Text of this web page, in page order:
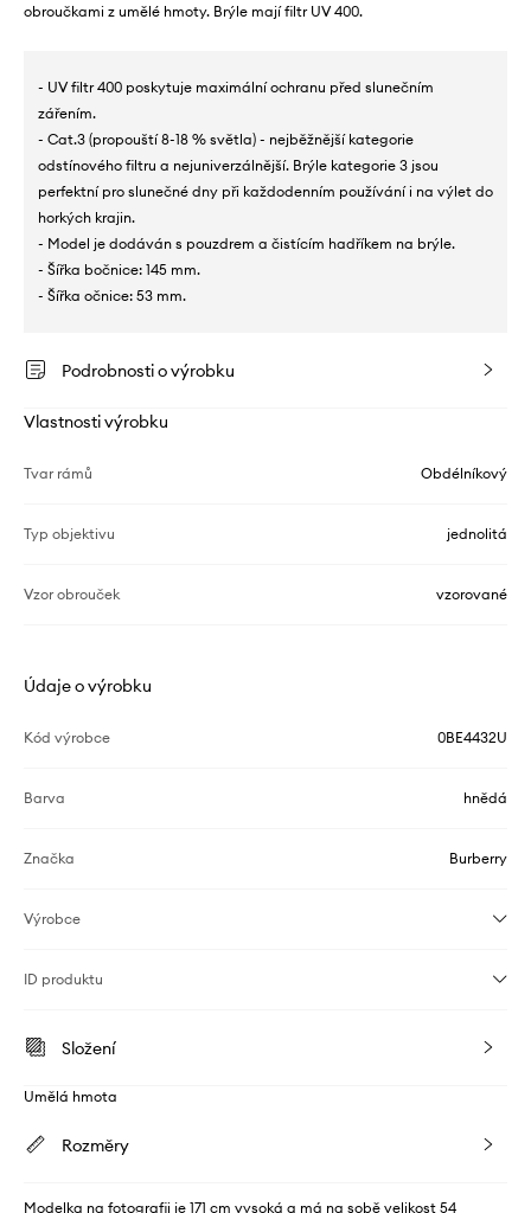
obroučkami z umělé hmoty. Brýle mají filtr UV 400.
- UV filtr 400 poskytuje maximální ochranu před slunečním
zářením.
- Cat.3 (propouští 8-18 % světla) - nejběžnější kategorie
odstínového filtru a nejuniverzálnější. Brýle kategorie 3 jsou
perfektní pro slunečné dny při každodenním používání i na výlet do
horkých krajin.
- Model je dodáván s pouzdrem a čistícím hadříkem na brýle.
- Šířka bočnice: 145 mm.
- Šířka očnice: 53 mm.
Podrobnosti o výrobku
Vlastnosti výrobku
Tvar rámů Obdélníkový
Typ objektivu jednolitá
Vzor obrouček vzorované
Údaje o výrobku
Kód výrobce 0BE4432U
Barva hnědá
Značka Burberry
Výrobce
ID produktu
Složení
Umělá hmota
Rozměry
Modelka na fotografii je 171 cm vysoká a má na sobě velikost 54